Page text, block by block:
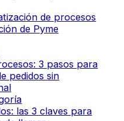
de procesos
de Pyme
3 pasos para
pedidos sin
las 3 claves para